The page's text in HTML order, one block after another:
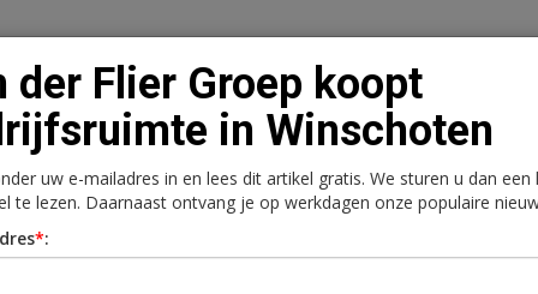
Vacaturebank Contact Abonnementen
der Flier Groep koopt
in Winschoten
uw e-mailadres in en lees dit artikel gratis. We sturen u dan een
te lezen. Daarnaast ontvang je op werkdagen onze populaire
*: